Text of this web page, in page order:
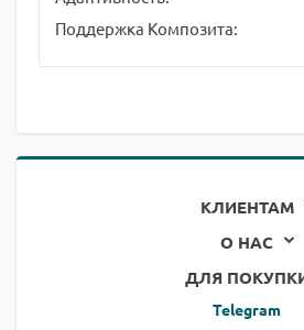
Поддержка Композита:
КЛИЕНТАМ
О НАС
ДЛЯ
Telegram